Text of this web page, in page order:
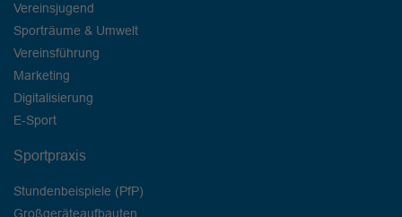
Vereinsjugend
Sporträume & Umwelt
Vereinsführung
Marketing
Digitalisierung
E-Sport
Sportpraxis
Stundenbeispiele (PfP)
Großgeräteaufbauten